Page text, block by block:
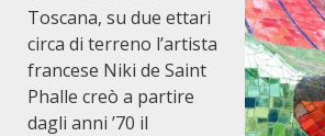
Toscana, su due ettari
circa di terreno l’artista
francese Niki de Saint
Phalle creò a partire
dagli anni ’70 il